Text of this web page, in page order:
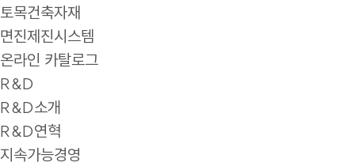
토목건축자재
면진제진시스템
온라인 카탈로그
R&D
R&D소개
R&D연혁
지속가능경영